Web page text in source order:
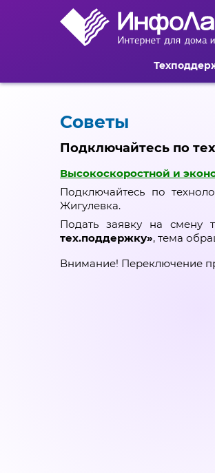
Советы
Подключайтесь по
Высокоскоростной и
Подключайтесь по
Жигулевка.
Подать заявку на смену
тех.поддержку», тема
Внимание! Переключение